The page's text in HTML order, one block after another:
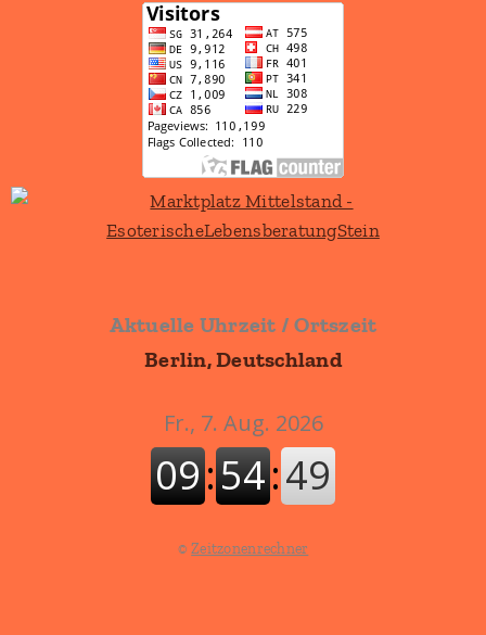
Aktuelle Uhrzeit / Ortszeit
Berlin, Deutschland
©Zeitzonenrechner